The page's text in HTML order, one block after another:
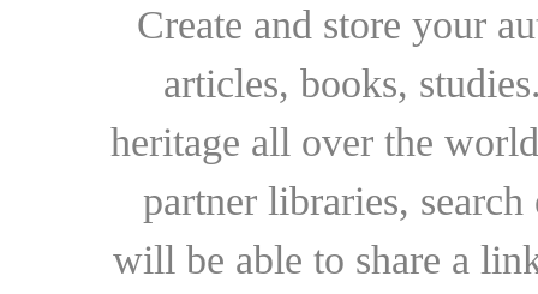
Create and store your
articles, books,
heritage all over the
partner libraries,
will be able to share a